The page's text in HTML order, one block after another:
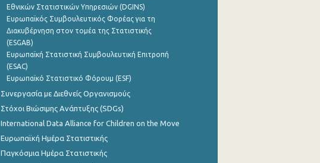
Εθνικών Στατιστικών Υπηρεσιών (DGINS)
Ευρωπαϊκός Συμβουλευτικός Φορέας για τη
Διακυβέρνηση στον τομέα της Στατιστικής
(ESGAB)
Ευρωπαϊκή Στατιστική Συμβουλευτική Επιτροπή
(ESAC)
Ευρωπαϊκό Στατιστικό Φόρουμ (ESF)
Συνεργασία με Διεθνείς Οργανισμούς
Στόχοι Βιώσιμης Ανάπτυξης (SDGs)
International Data Alliance for Children on the Move
Ευρωπαϊκή Ημέρα Στατιστικής
Παγκόσμια Ημέρα Στατιστικής